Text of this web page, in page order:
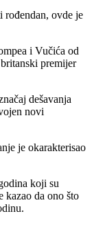
rođendan, ovde je
i Vučića od
premijer
dešavanja
novi
je okarakterisao
koji su
kazao da ono što